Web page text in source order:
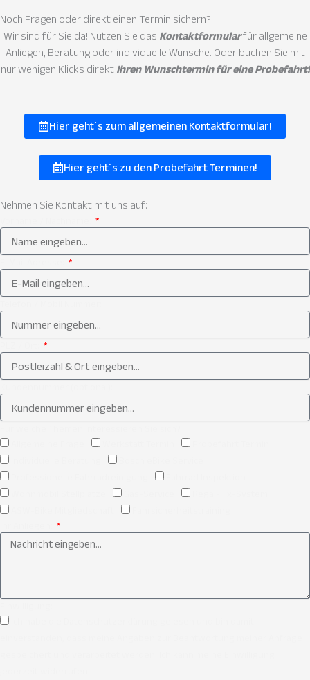
Noch Fragen oder direkt einen Termin sichern?
Wir sind für Sie da! Nutzen Sie das Kontaktformularfür allgemeine
Anliegen, Beratung oder individuelle Wünsche. Oder buchen Sie mit
nur wenigen Klicks direktIhren Wunschtermin für eine Probefahrt!
Hier geht`s zum allgemeinen Kontaktformular!
Hier geht´s zu den Probefahrt Terminen!
Nehmen Sie Kontakt mit uns auf: